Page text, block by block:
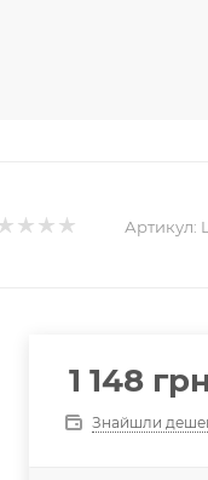
Артикул:
1 148
Знайшли